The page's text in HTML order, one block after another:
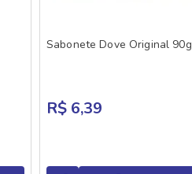
Sabonete Dove Original 90g
R$ 6,39